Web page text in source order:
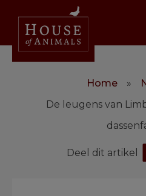
Home »
De leugens van
Deel dit artikel